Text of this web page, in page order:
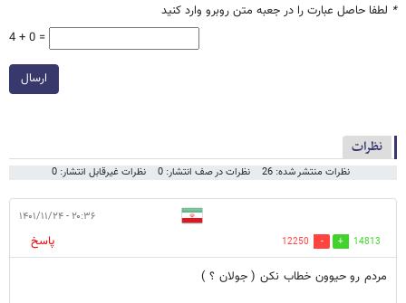
* لطفا حاصل عبارت را در جعبه متن روبرو وارد کنید
4 + 0 =
ارسال
نظرات
نظرات منتشر شده: 26 نظرات در صف انتشار: 0 نظرات غیرقابل انتشار: 0
۲۰:۳۶ - ۱۴۰۱/۱۱/۲۴
14813
12250
پاسخ
مردم رو حیوون خطاب نکن ( جولان ؟ )